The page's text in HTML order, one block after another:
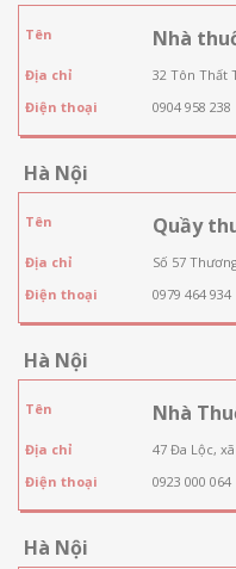
Tên Nhà
Địa chỉ
32 Tôn Thất
Điện thoại
0904 958 238
Hà Nội
Tên Quầy
Địa chỉ
Số 57
Điện thoại
0979 464 934
Hà Nội
Tên Nhà
Địa chỉ
47 Đa Lộc,
Điện thoại
0923 000 064
Hà Nội